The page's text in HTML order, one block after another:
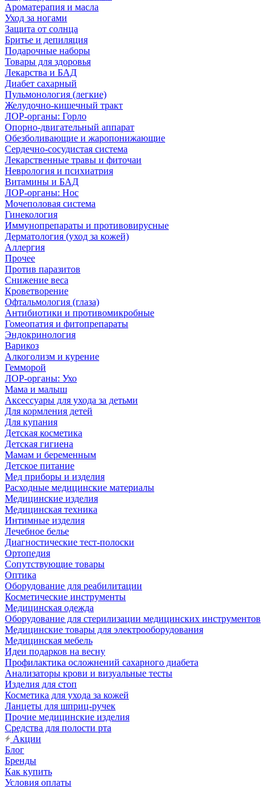
Ароматерапия и масла
Уход за ногами
Защита от солнца
Бритье и депиляция
Подарочные наборы
Товары для здоровья
Лекарства и БАД
Диабет сахарный
Пульмонология (легкие)
Желудочно-кишечный тракт
ЛОР-органы: Горло
Опорно-двигательный аппарат
Обезболивающие и жаропонижающие
Сердечно-сосудистая система
Лекарственные травы и фиточаи
Неврология и психиатрия
Витамины и БАД
ЛОР-органы: Нос
Мочеполовая система
Гинекология
Иммунопрепараты и противовирусные
Дерматология (уход за кожей)
Аллергия
Прочее
Против паразитов
Снижение веса
Кроветворение
Офтальмология (глаза)
Антибиотики и противомикробные
Гомеопатия и фитопрепараты
Эндокринология
Варикоз
Алкоголизм и курение
Гемморой
ЛОР-органы: Ухо
Мама и малыш
Аксессуары для ухода за детьми
Для кормления детей
Для купания
Детская косметика
Детская гигиена
Мамам и беременным
Детское питание
Мед приборы и изделия
Расходные медицинские материалы
Медицинские изделия
Медицинская техника
Интимные изделия
Лечебное белье
Диагностические тест-полоски
Ортопедия
Сопутствующие товары
Оптика
Оборудование для реабилитации
Косметические инструменты
Медицинская одежда
Оборудование для стерилизации медицинских инструментов
Медицинские товары для электрооборудования
Медицинская мебель
Идеи подарков на весну
Профилактика осложнений сахарного диабета
Анализаторы крови и визуальные тесты
Изделия для стоп
Косметика для ухода за кожей
Ланцеты для шприц-ручек
Прочие медицинские изделия
Средства для полости рта
Акции
Блог
Бренды
Как купить
Условия оплаты